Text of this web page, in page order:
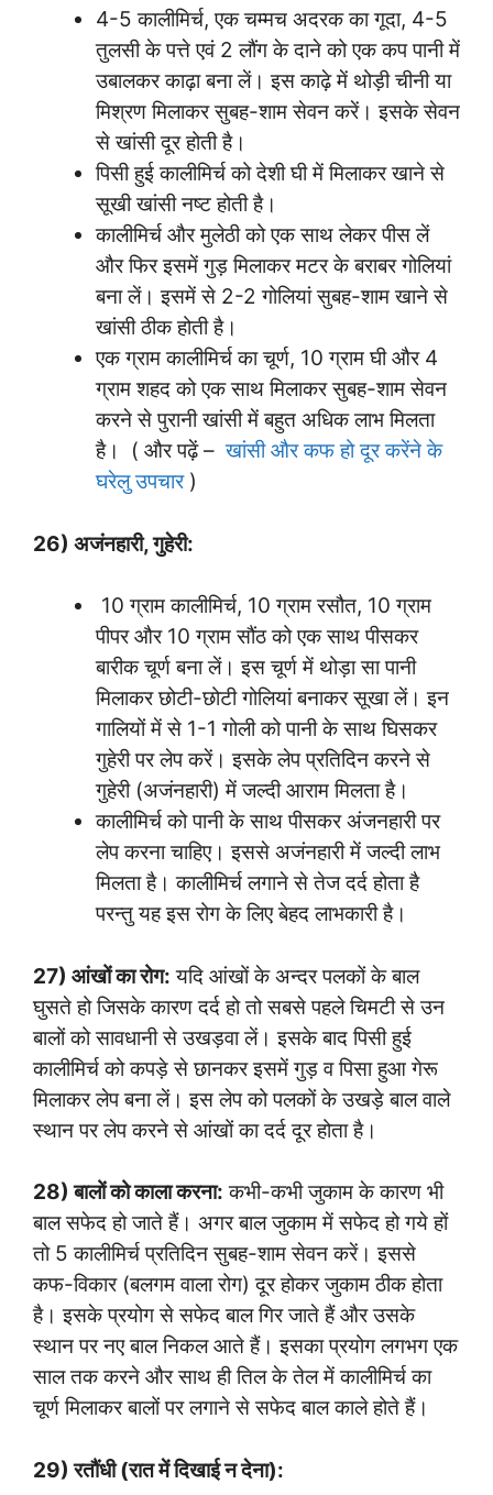
4-5 कालीमिर्च, एक चम्मच अदरक का गूदा, 4-5
तुलसी के पत्ते एवं 2 लौंग के दाने को एक कप पानी में
उबालकर काढ़ा बना लें। इस काढ़े में थोड़ी चीनी या
मिश्रण मिलाकर सुबह-शाम सेवन करें। इसके सेवन
से खांसी दूर होती है।
पिसी हुई कालीमिर्च को देशी घी में मिलाकर खाने से
सूखी खांसी नष्ट होती है।
कालीमिर्च और मुलेठी को एक साथ लेकर पीस लें
और फिर इसमें गुड़ मिलाकर मटर के बराबर गोलियां
बना लें। इसमें से 2-2 गोलियां सुबह-शाम खाने से
खांसी ठीक होती है।
एक ग्राम कालीमिर्च का चूर्ण, 10 ग्राम घी और 4
ग्राम शहद को एक साथ मिलाकर सुबह-शाम सेवन
करने से पुरानी खांसी में बहुत अधिक लाभ मिलता
है। ( और पढ़ें –खांसी और कफ हो दूर करेंने के
घरेलु उपचार)
26) अजंनहारी, गुहेरी:
10 ग्राम कालीमिर्च, 10 ग्राम रसौत, 10 ग्राम
पीपर और 10 ग्राम सौंठ को एक साथ पीसकर
बारीक चूर्ण बना लें। इस चूर्ण में थोड़ा सा पानी
मिलाकर छोटी-छोटी गोलियां बनाकर सूखा लें। इन
गालियों में से 1-1 गोली को पानी के साथ घिसकर
गुहेरी पर लेप करें। इसके लेप प्रतिदिन करने से
गुहेरी (अजंनहारी) में जल्दी आराम मिलता है।
कालीमिर्च को पानी के साथ पीसकर अंजनहारी पर
लेप करना चाहिए। इससे अजंनहारी में जल्दी लाभ
मिलता है। कालीमिर्च लगाने से तेज दर्द होता है
परन्तु यह इस रोग के लिए बेहद लाभकारी है।
27) आंखों का रोग: यदि आंखों के अन्दर पलकों के बाल
घुसते हो जिसके कारण दर्द हो तो सबसे पहले चिमटी से उन
बालों को सावधानी से उखड़वा लें। इसके बाद पिसी हुई
कालीमिर्च को कपड़े से छानकर इसमें गुड़ व पिसा हुआ गेरू
मिलाकर लेप बना लें। इस लेप को पलकों के उखड़े बाल वाले
स्थान पर लेप करने से आंखों का दर्द दूर होता है।
28) बालों को काला करना: कभी-कभी जुकाम के कारण भी
बाल सफेद हो जाते हैं। अगर बाल जुकाम में सफेद हो गये हों
तो 5 कालीमिर्च प्रतिदिन सुबह-शाम सेवन करें। इससे
कफ-विकार (बलगम वाला रोग) दूर होकर जुकाम ठीक होता
है। इसके प्रयोग से सफेद बाल गिर जाते हैं और उसके
स्थान पर नए बाल निकल आते हैं। इसका प्रयोग लगभग एक
साल तक करने और साथ ही तिल के तेल में कालीमिर्च का
चूर्ण मिलाकर बालों पर लगाने से सफेद बाल काले होते हैं।
29) रतौंधी (रात में दिखाई न देना):